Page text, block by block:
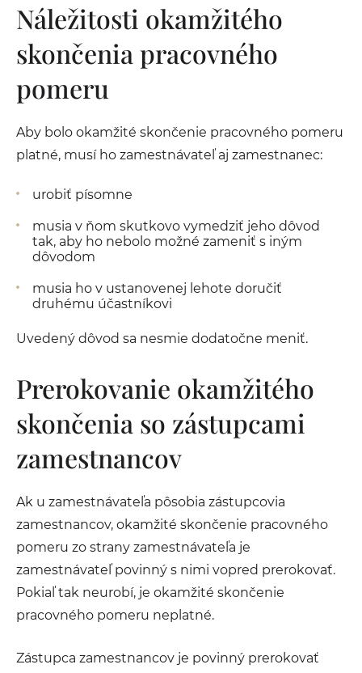
Náležitosti okamžitého
skončenia pracovného
pomeru
Aby bolo okamžité skončenie pracovného pomeru
platné, musí ho zamestnávateľ aj zamestnanec:
urobiť písomne
musia v ňom skutkovo vymedziť jeho dôvod
tak, aby ho nebolo možné zameniť s iným
dôvodom
musia ho v ustanovenej lehote doručiť
druhému účastníkovi
Uvedený dôvod sa nesmie dodatočne meniť.
Prerokovanie okamžitého
skončenia so zástupcami
zamestnancov
Ak u zamestnávateľa pôsobia zástupcovia
zamestnancov, okamžité skončenie pracovného
pomeru zo strany zamestnávateľa je
zamestnávateľ povinný s nimi vopred prerokovať.
Pokiaľ tak neurobí, je okamžité skončenie
pracovného pomeru neplatné.
Zástupca zamestnancov je povinný prerokovať